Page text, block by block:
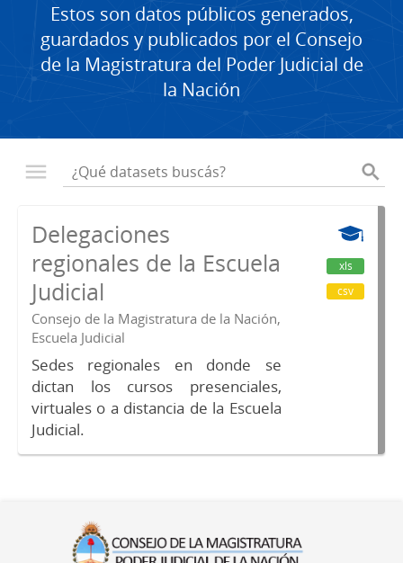
Estos son datos públicos generados,
guardados y publicados por el Consejo
de la Magistratura del Poder Judicial de
la Nación
Delegaciones
regionales de la Escuela
Judicial
Consejo de la Magistratura de la Nación,
Escuela Judicial
Sedes regionales en donde se
dictan los cursos presenciales,
virtuales o a distancia de la Escuela
Judicial.
xls
csv